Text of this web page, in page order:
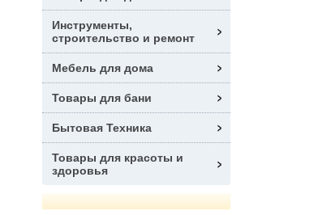
Инструменты,
строительство и ремонт
Мебель для дома
Товары для бани
Бытовая Техника
Товары для красоты и
здоровья